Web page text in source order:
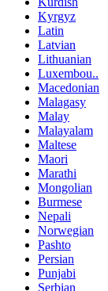
Kyrgyz
Latin
Latvian
Lithuanian
Luxembou..
Macedonian
Malagasy
Malay
Malayalam
Maltese
Maori
Marathi
Mongolian
Burmese
Nepali
Norwegian
Pashto
Persian
Punjabi
Serbian